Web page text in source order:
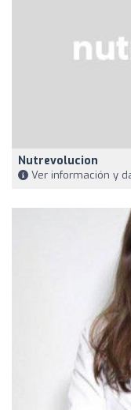
Nutrevolucion
Ver información y